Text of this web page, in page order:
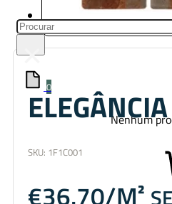
Pesquisar
×
0
Nenhum
SKU: 1F1C001